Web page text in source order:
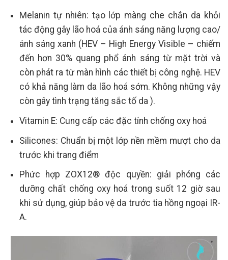
Melanin tự nhiên: tạo lớp màng che chắn da khỏi
tác động gây lão hoá của ánh sáng năng lượng cao/
ánh sáng xanh (HEV – High Energy Visible – chiếm
đến hơn 30% quang phổ ánh sáng từ mặt trời và
còn phát ra từ màn hình các thiết bị công nghệ. HEV
có khả năng làm da lão hoá sớm. Không những vậy
còn gây tình trạng tăng sắc tố da ).
Vitamin E: Cung cấp các đặc tính chống oxy hoá
Silicones: Chuẩn bị một lớp nền mềm mượt cho da
trước khi trang điểm
Phức hợp ZOX12® độc quyền: giải phóng các
dưỡng chất chống oxy hoá trong suốt 12 giờ sau
khi sử dụng, giúp bảo vệ da trước tia hồng ngoại IR-
A.